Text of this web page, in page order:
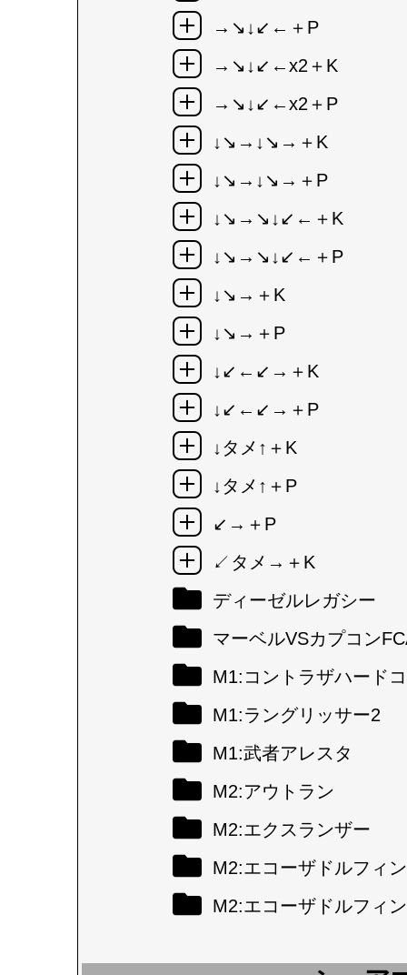
→↘↓↙←＋P
→↘↓↙←x2＋K
→↘↓↙←x2＋P
↓↘→↓↘→＋K
↓↘→↓↘→＋P
↓↘→↘↓↙←＋K
↓↘→↘↓↙←＋P
↓↘→＋K
↓↘→＋P
↓↙←↙→＋K
↓↙←↙→＋P
↓タメ↑＋K
↓タメ↑＋P
↙→＋P
↙タメ→＋K
ディーゼルレガシー
マーベルVSカプコン
M1:コントラザハード
M1:ラングリッサー2
M1:武者アレスタ
M2:アウトラン
M2:エクスランザー
M2:エコーザドルフィン
M2:エコーザドルフィ